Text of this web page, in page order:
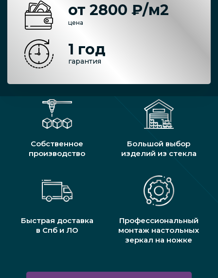
от 2800 ₽/м2
цена
1 год
гарантия
Собственное
производство
Большой выбор
изделий из стекла
Быстрая доставка
в Спб и ЛО
Профессиональный
монтаж настольных
зеркал на ножке